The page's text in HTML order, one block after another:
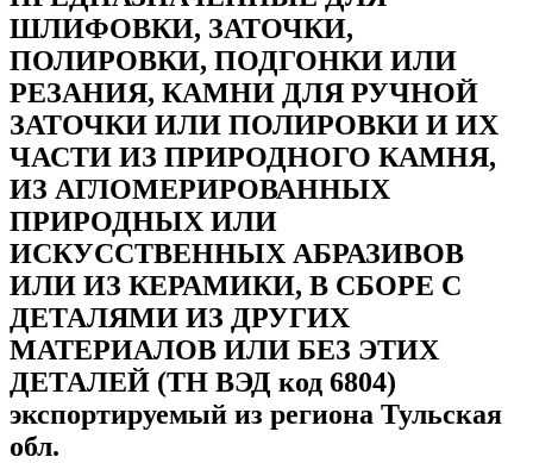
ШЛИФОВКИ, ЗАТОЧКИ,
ПОЛИРОВКИ, ПОДГОНКИ ИЛИ
РЕЗАНИЯ, КАМНИ ДЛЯ РУЧНОЙ
ЗАТОЧКИ ИЛИ ПОЛИРОВКИ И ИХ
ЧАСТИ ИЗ ПРИРОДНОГО КАМНЯ,
ИЗ АГЛОМЕРИРОВАННЫХ
ПРИРОДНЫХ ИЛИ
ИСКУССТВЕННЫХ АБРАЗИВОВ
ИЛИ ИЗ КЕРАМИКИ, В СБОРЕ С
ДЕТАЛЯМИ ИЗ ДРУГИХ
МАТЕРИАЛОВ ИЛИ БЕЗ ЭТИХ
ДЕТАЛЕЙ (ТН ВЭД код 6804)
экспортируемый из региона Тульская
обл.